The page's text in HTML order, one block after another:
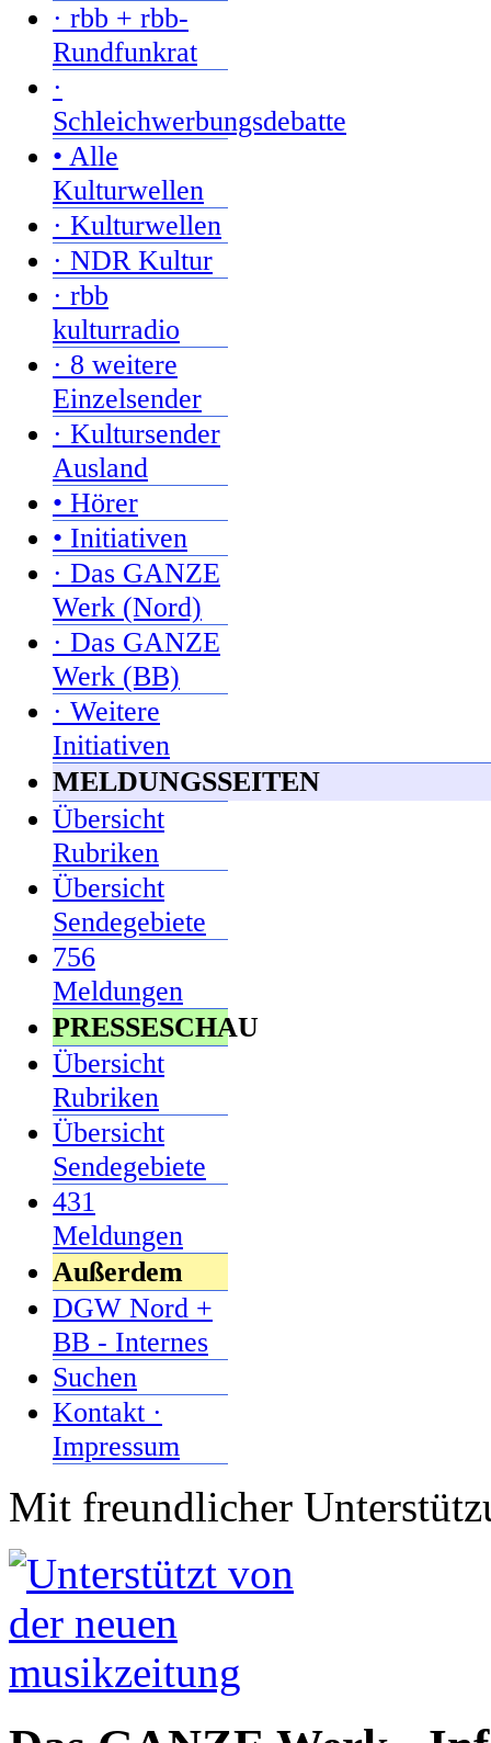
· rbb + rbb-
Rundfunkrat
·
Schleichwerbungsdebatte
• Alle
Kulturwellen
· Kulturwellen
· NDR Kultur
· rbb
kulturradio
· 8 weitere
Einzelsender
· Kultursender
Ausland
• Hörer
• Initiativen
· Das GANZE
Werk (Nord)
· Das GANZE
Werk (BB)
· Weitere
Initiativen
MELDUNGSSEITEN
Übersicht
Rubriken
Übersicht
Sendegebiete
756
Meldungen
PRESSESCHAU
Übersicht
Rubriken
Übersicht
Sendegebiete
431
Meldungen
Außerdem
DGW Nord +
BB - Internes
Suchen
Kontakt ·
Impressum
Mit freundlicher